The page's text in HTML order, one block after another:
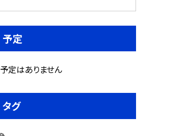
予定
予定はありません
タグ